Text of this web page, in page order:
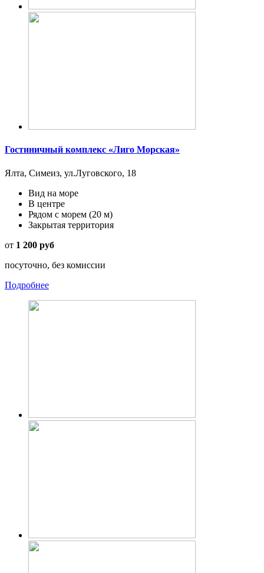
Гостиничный комплекс «Лиго Морская»
Ялта, Симеиз, ул.Луговского, 18
Вид на море
В центре
Рядом с морем (20 м)
Закрытая территория
от 1 200 руб
посуточно, без комиссии
Подробнее